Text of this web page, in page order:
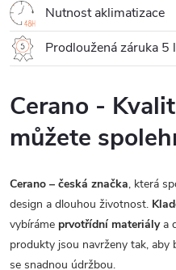
Nutnost aklimatizace
Prodloužená záruka 5
Cerano -
můžete
Cerano – česká značka, která
design a dlouhou životnost.
vybíráme prvotřídní materiálya
produkty jsou navrženy tak, aby
se snadnou údržbou.